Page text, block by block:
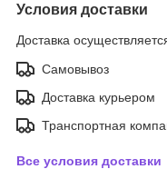
Условия доставки
Доставка
Самовывоз
Доставка курьером
Транспортная
Все условия доставки